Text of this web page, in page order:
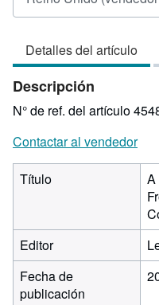
Detalles del artículo
Descripción
N° de ref. del artículo
Contactar al vendedor
Título
A
Editor
Fecha de
publicación